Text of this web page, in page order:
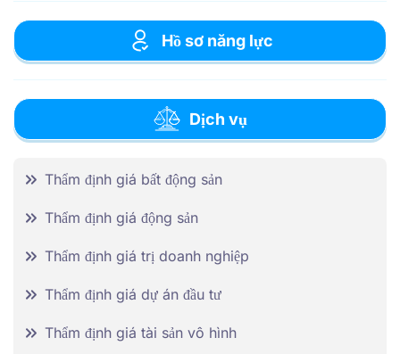
Hồ sơ năng lực
Dịch vụ
Thẩm định giá bất động sản
Thẩm định giá động sản
Thẩm định giá trị doanh nghiệp
Thẩm định giá dự án đầu tư
Thẩm định giá tài sản vô hình